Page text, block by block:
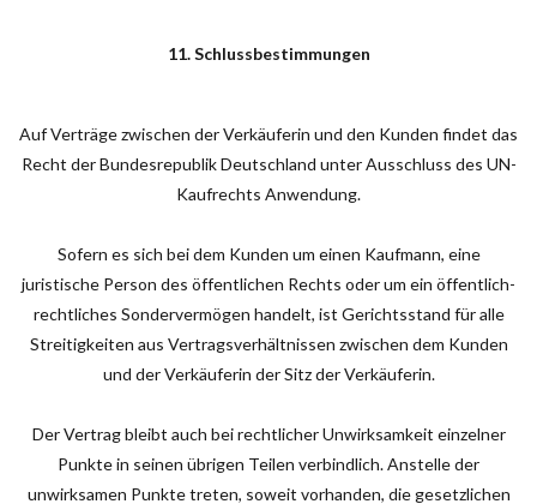
11. Schlussbestimmungen
Auf Verträge zwischen der Verkäuferin und den Kunden findet das
Recht der Bundesrepublik Deutschland unter Ausschluss des UN-
Kaufrechts Anwendung.
Sofern es sich bei dem Kunden um einen Kaufmann, eine
juristische Person des öffentlichen Rechts oder um ein öffentlich-
rechtliches Sondervermögen handelt, ist Gerichtsstand für alle
Streitigkeiten aus Vertragsverhältnissen zwischen dem Kunden
und der Verkäuferin der Sitz der Verkäuferin.
Der Vertrag bleibt auch bei rechtlicher Unwirksamkeit einzelner
Punkte in seinen übrigen Teilen verbindlich. Anstelle der
unwirksamen Punkte treten, soweit vorhanden, die gesetzlichen